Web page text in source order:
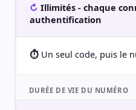
Illimités - chaque
authentification
Un seul code, puis le
DURÉE DE VIE DU NUMÉRO